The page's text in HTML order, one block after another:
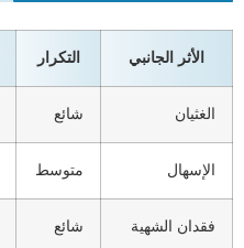
الأثر الجانبي التكرار
الغثيان شائع
الإسهال متوسط
فقدان الشهية شائع